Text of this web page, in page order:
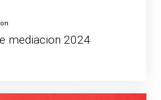
mediacion 2024